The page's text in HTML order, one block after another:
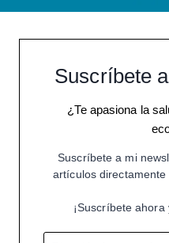
Suscríbete
¿Te apasiona la
Suscríbete a mi
artículos directamente
¡Suscríbete